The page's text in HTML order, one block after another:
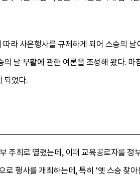
라 사은행사를 규제하게 되어 스승의
날 부활에 관한 여론을 조성해 왔다.
되었다.
주최로 열렸는데, 이때 교육공로자를
로 행사를 개최하는데, 특히 ‘옛 스승 찾